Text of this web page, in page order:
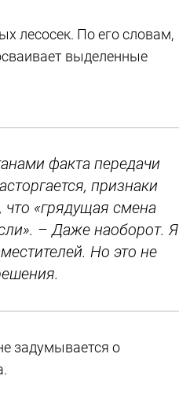
лесосек. По его словам,
выделенные
факта передачи
признаки
что «грядущая смена
– Даже наоборот. Я
Но это не
задумывается о